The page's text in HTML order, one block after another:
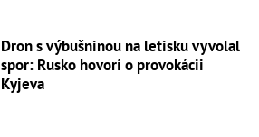
Dron s výbušninou na letisku vyvolal
spor: Rusko hovorí o provokácii
Kyjeva